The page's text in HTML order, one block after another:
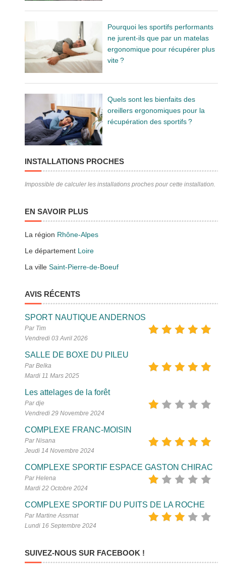
Pourquoi les sportifs performants
ne jurent-ils que par un matelas
ergonomique pour récupérer plus
vite ?
Quels sont les bienfaits des
oreillers ergonomiques pour la
récupération des sportifs ?
INSTALLATIONS PROCHES
Impossible de calculer les installations proches pour cette installation.
EN SAVOIR PLUS
La région Rhône-Alpes
Le département Loire
La villeSaint-Pierre-de-Boeuf
AVIS RÉCENTS
SPORT NAUTIQUE ANDERNOS
Par Tim
Vendredi 03 Avril 2026
SALLE DE BOXE DU PILEU
Par Belka
Mardi 11 Mars 2025
Les attelages de la forêt
Par dje
Vendredi 29 Novembre 2024
COMPLEXE FRANC-MOISIN
Par Nisana
Jeudi 14 Novembre 2024
COMPLEXE SPORTIF ESPACE GASTON CHIRAC
Par Helena
Mardi 22 Octobre 2024
COMPLEXE SPORTIF DU PUITS DE LA ROCHE
Par Martine Assmat
Lundi 16 Septembre 2024
SUIVEZ-NOUS SUR FACEBOOK !